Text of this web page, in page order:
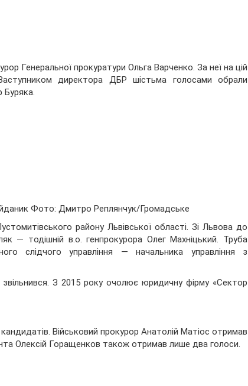
Генеральної прокуратури Ольга Варченко. За неї на цій
директора ДБР шістьма голосами обрали
Буряка.
Фото: Дмитро Реплянчук/Громадське
району Львівської області. Зі Львова до
— тодішній в.о. генпрокурора Олег Махніцький. Труба
слідчого управління — начальника управління з
З 2015 року очолює юридичну фірму «Сектор
Військовий прокурор Анатолій Матіос отримав
Олексій Горащенков також отримав лише два голоси.